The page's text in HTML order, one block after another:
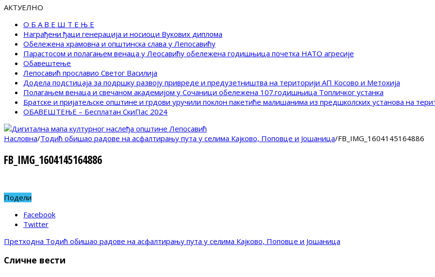
АКТУЕЛНО
О Б А В Е Ш Т Е Њ Е
Награђени ђаци генерација и носиоци Вукових диплома
Обележена храмовна и општинска слава у Лепосавићу
Парастосом и полагањем венаца у Леосавићу обележена годишњица почетка НАТО агресије
Обавештење
Лепосавић прославио Светог Василија
Додела подстицаја за подршку развоју привреде и предузетништва на територији АП Косово и Метохија
Полагањем венаца и свечаном академијом у Сочаници обележена 107.годишњица Топличког устанка
Братске и пријатељске општине и грдови уручили поклон пакетиће малишанима из предшколских установа на
ОБАВЕШТЕЊЕ – Бесплатан СкиПас 2024
Насловна/Тодић обишао радове на асфалтирању пута у селима Кајково, Поповце и Јошаница/FB_IMG_1604145164886
FB_IMG_1604145164886
Подели
Facebook
Twitter
Претходна Тодић обишао радове на асфалтирању пута у селима Кајково, Поповце и Јошаница
Сличне вести